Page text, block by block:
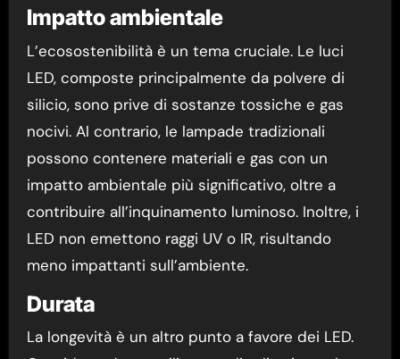
Impatto ambientale
L’ecosostenibilità è un tema cruciale. Le luci
LED, composte principalmente da polvere di
silicio, sono prive di sostanze tossiche e gas
nocivi. Al contrario, le lampade tradizionali
possono contenere materiali e gas con un
impatto ambientale più significativo, oltre a
contribuire all’inquinamento luminoso. Inoltre, i
LED non emettono raggi UV o IR, risultando
meno impattanti sull’ambiente.
Durata
La longevità è un altro punto a favore dei LED.